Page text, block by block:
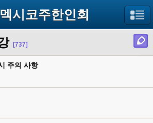
시코주한인회
[737]
주의 사항